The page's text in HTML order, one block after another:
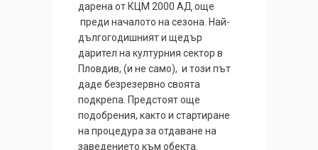
дарена от КЦМ 2000 АД още
преди началото на сезона. Най-
дългогодишният и щедър
дарител на културния сектор в
Пловдив, (и не само), и този път
даде безрезервно своята
подкрепа. Предстоят още
подобрения, както и стартиране
на процедура за отдаване на
заведението към обекта.